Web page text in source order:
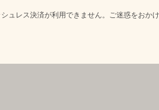
レス決済が利用できません。ご迷惑をおか